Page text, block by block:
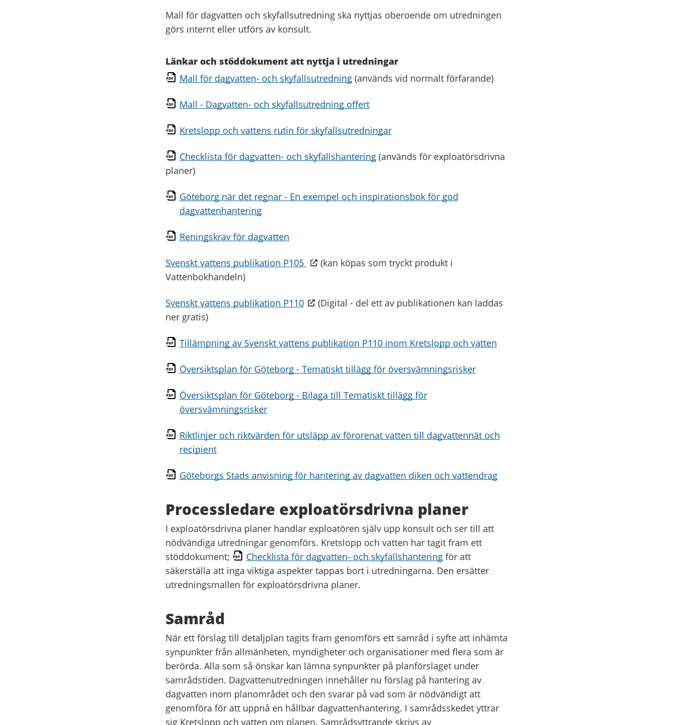
Mall för dagvatten och skyfallsutredning ska nyttjas oberoende om utredningen
görs internt eller utförs av konsult.
Länkar och stöddokument att nyttja i utredningar
Mall för dagvatten- och skyfallsutredning(används vid normalt förfarande)
Mall - Dagvatten- och skyfallsutredning offert
Kretslopp och vattens rutin för skyfallsutredningar
Checklista för dagvatten- och skyfallshantering(används för exploatörsdrivna
planer)
Göteborg när det regnar - En exempel och inspirationsbok för god
dagvattenhantering
Reningskrav för dagvatten
Svenskt vattens publikation P105
(kan köpas som tryckt produkt i
Vattenbokhandeln)
Svenskt vattens publikation P110
(Digital - del ett av publikationen kan laddas
ner gratis)
Tillämpning av Svenskt vattens publikation P110 inom Kretslopp och vatten
Översiktsplan för Göteborg - Tematiskt tillägg för översvämningsrisker
Översiktsplan för Göteborg - Bilaga till Tematiskt tillägg för
översvämningsrisker
Riktlinjer och riktvärden för utsläpp av förorenat vatten till dagvattennät och
recipient
Göteborgs Stads anvisning för hantering av dagvatten diken och vattendrag
Processledare exploatörsdrivna planer
I exploatörsdrivna planer handlar exploatören själv upp konsult och ser till att
nödvändiga utredningar genomförs. Kretslopp och vatten har tagit fram ett
stöddokument;
Checklista för dagvatten- och skyfallshanteringför att
säkerställa att inga viktiga aspekter tappas bort i utredningarna. Den ersätter
utredningsmallen för exploatörsdrivna planer.
Samråd
När ett förslag till detaljplan tagits fram genomförs ett samråd i syfte att inhämta
synpunkter från allmänheten, myndigheter och organisationer med flera som är
berörda. Alla som så önskar kan lämna synpunkter på planförslaget under
samrådstiden. Dagvattenutredningen innehåller nu förslag på hantering av
dagvatten inom planområdet och den svarar på vad som är nödvändigt att
genomföra för att uppnå en hållbar dagvattenhantering. I samrådsskedet yttrar
sig Kretslopp och vatten om planen. Samrådsyttrande skrivs av